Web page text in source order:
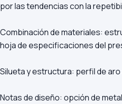
por las tendencias con la
Combinación de materiales:
hoja de especificaciones del
Silueta y estructura: perfil de
Notas de diseño: opción de